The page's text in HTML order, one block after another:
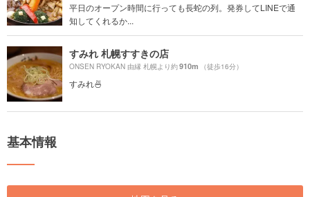
平日のオープン時間に行っても長蛇の列。発券してLINEで通
知してくれるか...
すみれ 札幌すすきの店
ONSEN RYOKAN 由縁 札幌より約910m （徒歩16分）
すみれ🍜
基本情報